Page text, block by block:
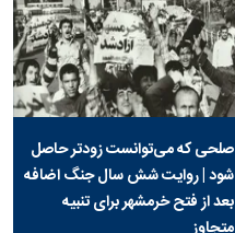
صلحی که می‌توانست زودتر حاصل
شود | روایت شش سال جنگ اضافه
بعد از فتح خرمشهر برای تنبیه